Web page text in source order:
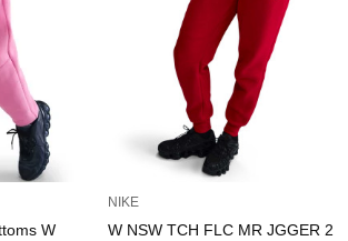
W
NIKE
W NSW TCH FLC MR JGGER 2